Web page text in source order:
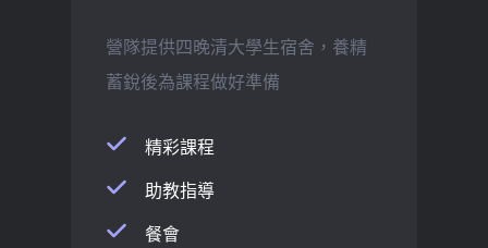
營隊提供四晚清大學生宿舍，養精
蓄銳後為課程做好準備
精彩課程
助教指導
餐會